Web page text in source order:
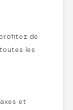
de
toutes les
et